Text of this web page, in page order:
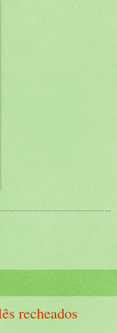
recheados